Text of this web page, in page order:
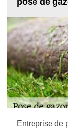
pose de
Entreprise de